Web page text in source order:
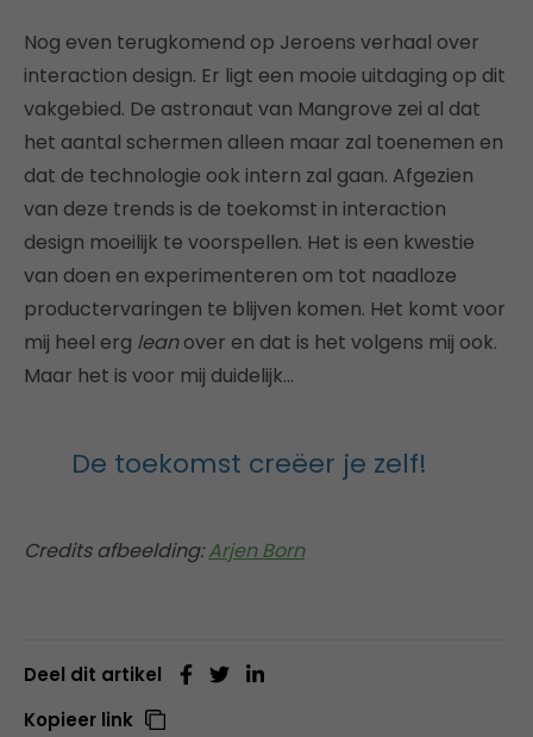
Nog even terugkomend op Jeroens verhaal over
interaction design. Er ligt een mooie uitdaging op dit
vakgebied. De astronaut van Mangrove zei al dat
het aantal schermen alleen maar zal toenemen en
dat de technologie ook intern zal gaan. Afgezien
van deze trends is de toekomst in interaction
design moeilijk te voorspellen. Het is een kwestie
van doen en experimenteren om tot naadloze
productervaringen te blijven komen. Het komt voor
mij heel erg leanover en dat is het volgens mij ook.
Maar het is voor mij duidelijk…
De toekomst creëer je zelf!
Credits afbeelding:Arjen Born
Deel dit artikel
Kopieer link